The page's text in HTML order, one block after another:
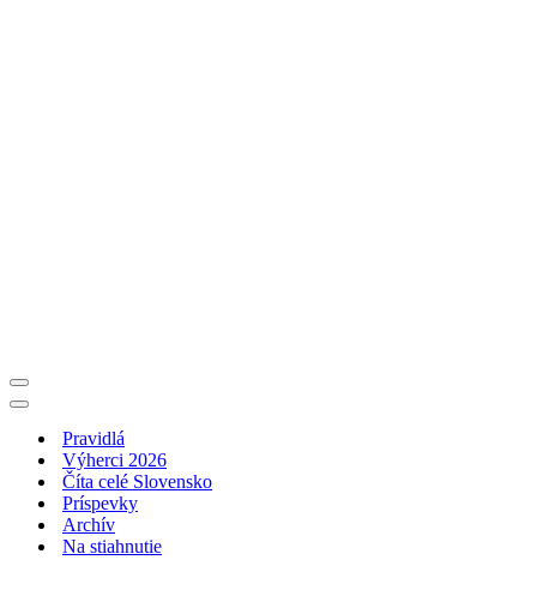
Menu
navigácie
Menu
navigáciePravidlá
Výherci 2026
Číta celé Slovensko
Príspevky
Archív
Na stiahnutie